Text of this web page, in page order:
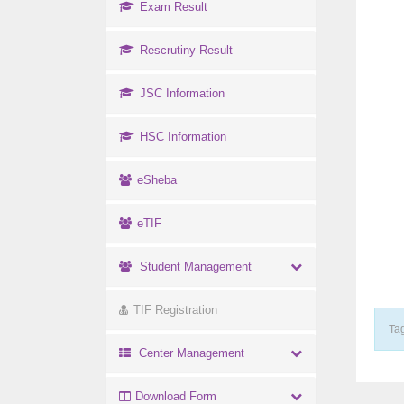
Exam Result
Rescrutiny Result
JSC Information
HSC Information
eSheba
eTIF
Student Management
TIF Registration
Center Management
Download Form